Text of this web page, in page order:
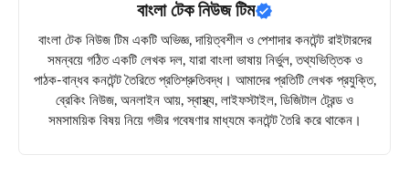
বাংলা টেক নিউজ টিম
বাংলা টেক নিউজ টিম একটি অভিজ্ঞ, দায়িত্বশীল ও পেশাদার কনটেন্ট রাইটারদের
সমন্বয়ে গঠিত একটি লেখক দল, যারা বাংলা ভাষায় নির্ভুল, তথ্যভিত্তিক ও
পাঠক-বান্ধব কনটেন্ট তৈরিতে প্রতিশ্রুতিবদ্ধ। আমাদের প্রতিটি লেখক প্রযুক্তি,
ব্রেকিং নিউজ, অনলাইন আয়, স্বাস্থ্য, লাইফস্টাইল, ডিজিটাল ট্রেন্ড ও
সমসাময়িক বিষয় নিয়ে গভীর গবেষণার মাধ্যমে কনটেন্ট তৈরি করে থাকেন।